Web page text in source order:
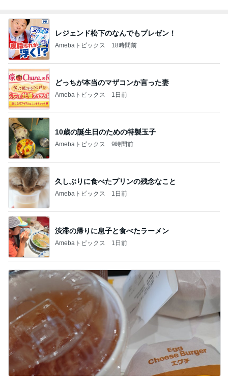
レジェンド松下のなんでもプレゼン！
Amebaトピックス 18時間前
どっちが本当のマザコンか言った妻
Amebaトピックス 1日前
10歳の誕生日のための特製玉子
Amebaトピックス 9時間前
久しぶりに食べたプリンの残念なこと
Amebaトピックス 1日前
渋滞の帰りに息子と食べたラーメン
Amebaトピックス 1日前